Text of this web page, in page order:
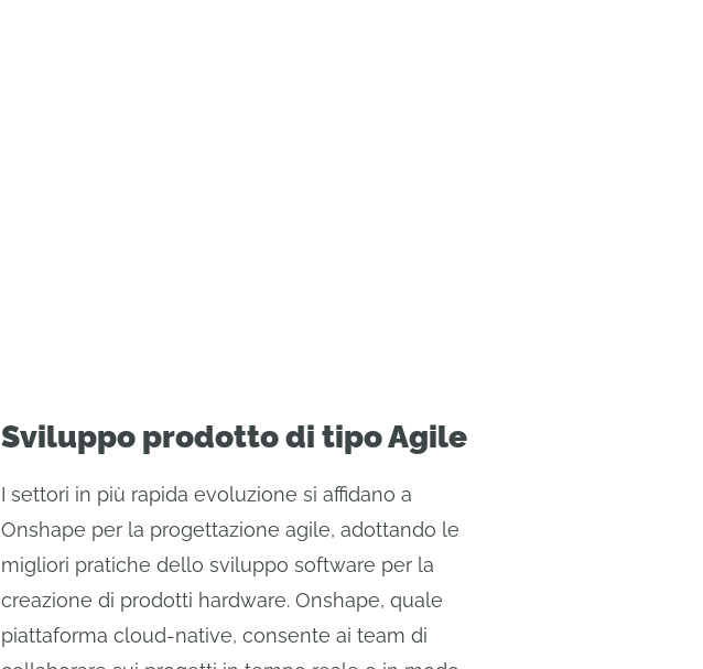
Sviluppo prodotto di tipo Agile
I settori in più rapida evoluzione si affidano a
Onshape per la progettazione agile, adottando le
migliori pratiche dello sviluppo software per la
creazione di prodotti hardware. Onshape, quale
piattaforma cloud-native, consente ai team di